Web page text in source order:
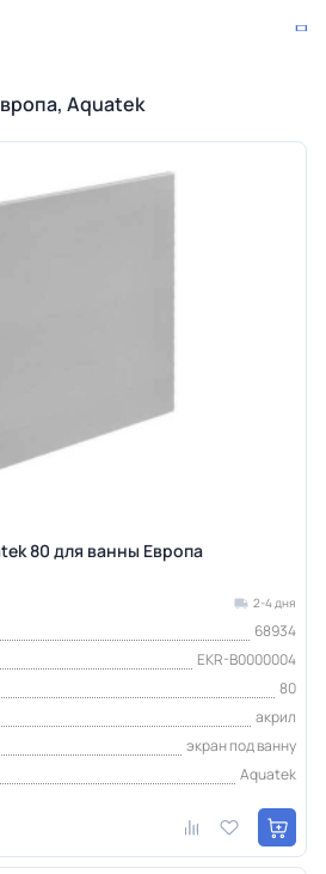
Aquatek
80 для ванны Европа
2-4 дня
68934
EKR-B0000004
80
акрил
экран под ванну
Aquatek